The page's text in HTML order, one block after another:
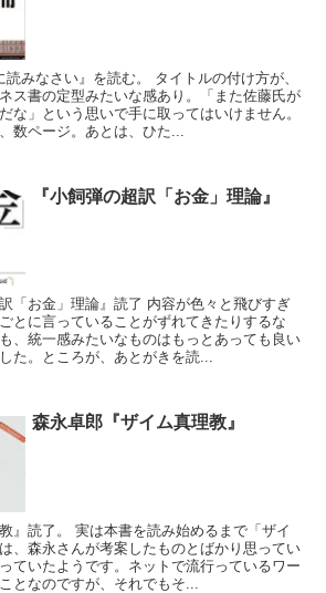
みなさい』を読む。 タイトルの付け方が、
ス書の定型みたいな感あり。「また佐藤氏が
な」という思いで手に取ってはいけません。
数ページ。あとは、ひた...
『小飼弾の超訳「お金」理論』
「お金」理論』読了 内容が色々と飛びすぎ
とに言っていることがずれてきたりするな
、統一感みたいなものはもっとあっても良い
た。ところが、あとがきを読...
森永卓郎『ザイム真理教』
』読了。 実は本書を読み始めるまで「ザイ
、森永さんが考案したものとばかり思ってい
ていたようです。ネットで流行っているワー
となのですが、それでもそ...